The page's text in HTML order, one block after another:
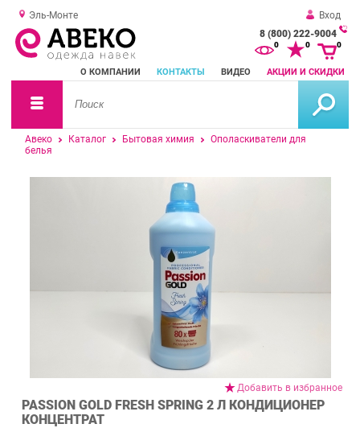
Эль-Монте
Вход
8 (800) 222-9004
О КОМПАНИИ КОНТАКТЫ ВИДЕО АКЦИИ И СКИДКИ
0 0 0
Авеко Каталог Бытовая химия
Ополаскиватели для
белья
Добавить в избранное
PASSION GOLD FRESH SPRING 2 Л КОНДИЦИОНЕР
КОНЦЕНТРАТ